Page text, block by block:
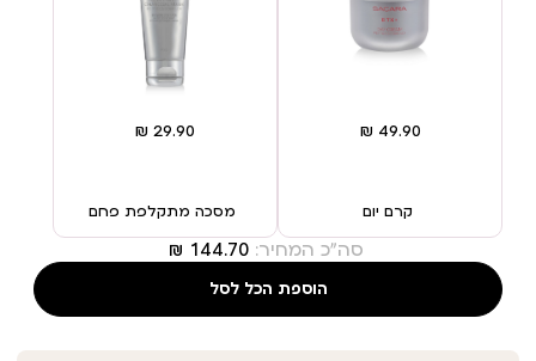
קרם יום מסכה מתקלפת פחם
סה"כ המחיר:
הוספת הכל לסל